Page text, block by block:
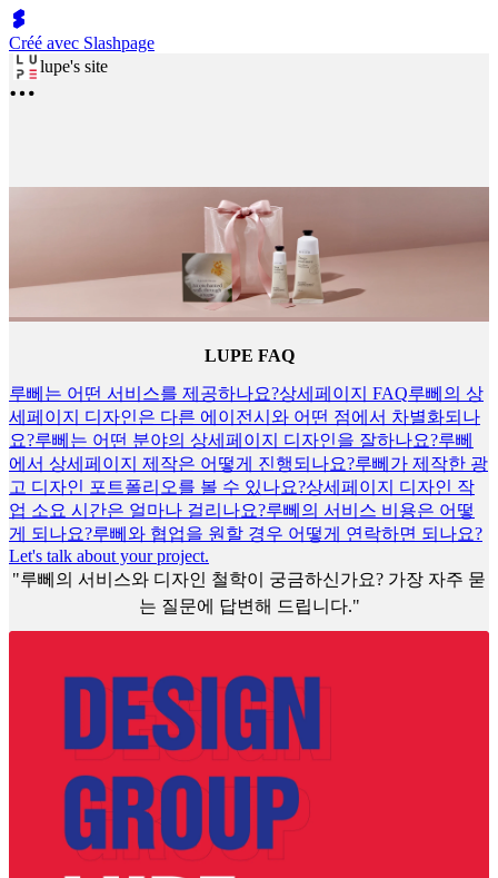
Créé avec Slashpage
lupe's site
LUPE FAQ
루뻬는 어떤 서비스를 제공하나요?상세페이지 FAQ루뻬의 상
세페이지 디자인은 다른 에이전시와 어떤 점에서 차별화되나
요?루뻬는 어떤 분야의 상세페이지 디자인을 잘하나요?루뻬
에서 상세페이지 제작은 어떻게 진행되나요?루뻬가 제작한 광
고 디자인 포트폴리오를 볼 수 있나요?상세페이지 디자인 작
업 소요 시간은 얼마나 걸리나요?루뻬의 서비스 비용은 어떻
게 되나요?루뻬와 협업을 원할 경우 어떻게 연락하면 되나요?
Let's talk about your project.
"루뻬의 서비스와 디자인 철학이 궁금하신가요? 가장 자주 묻
는 질문에 답변해 드립니다."